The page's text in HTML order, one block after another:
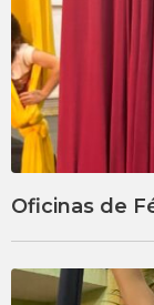
Oficinas de